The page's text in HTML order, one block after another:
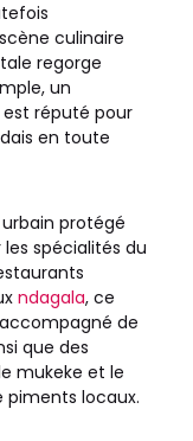
culinaire
regorge
un
est réputé pour
en toute
protégé
spécialités du
ndagala, ce
de
que des
mukeke et le
piments locaux.